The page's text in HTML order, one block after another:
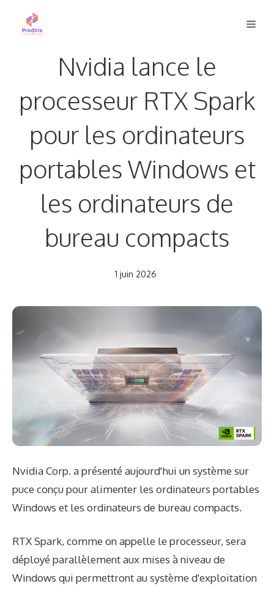
Nvidia lance le
processeur RTX Spark
pour les ordinateurs
portables Windows et
les ordinateurs de
bureau compacts
1 juin 2026
Nvidia Corp. a présenté aujourd'hui un système sur
puce conçu pour alimenter les ordinateurs portables
Windows et les ordinateurs de bureau compacts.
RTX Spark, comme on appelle le processeur, sera
déployé parallèlement aux mises à niveau de
Windows qui permettront au système d'exploitation